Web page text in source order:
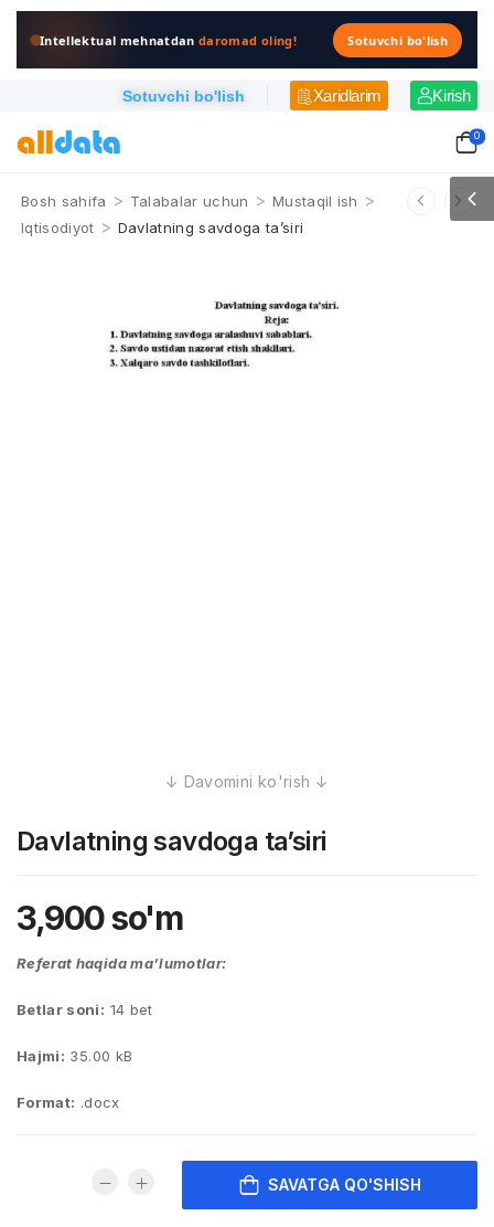
Intellektual mehnatdandaromad oling! Sotuvchi bo'lish
Sotuvchi bo'lish Xaridlarim Kirish
0
Bosh sahifa > Talabalar uchun > Mustaqil ish >
Iqtisodiyot > Davlatning savdoga ta’siri
Davlatning savdoga ta’siri
3,900so'm
Referat haqida ma’lumotlar:
Betlar soni: 14 bet
Hajmi: 35.00 kB
Format: .docx
SAVATGA QO'SHISH